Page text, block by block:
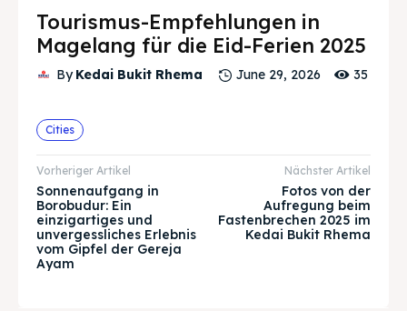
Explore our destinations
& Make a booking today
Tempat Makan Keluarga
Explore our destinations
& Make a booking today
Tempat Makan Keluarga
Tourismus-Empfehlungen in
Magelang für die Eid-Ferien 2025
By Kedai Bukit Rhema June 29, 2026 35
Cities
Vorheriger Artikel
Sonnenaufgang in
Borobudur: Ein
einzigartiges und
unvergessliches Erlebnis
vom Gipfel der Gereja
Ayam
Nächster Artikel
Fotos von der
Aufregung beim
Fastenbrechen 2025 im
Kedai Bukit Rhema